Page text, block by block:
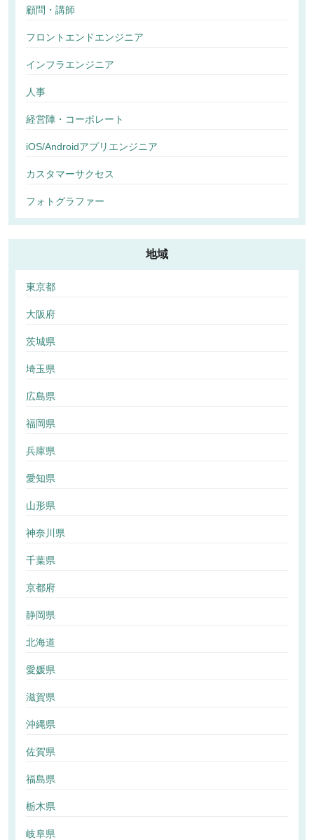
顧問・講師
フロントエンドエンジニア
インフラエンジニア
人事
経営陣・コーポレート
iOS/Androidアプリエンジニア
カスタマーサクセス
フォトグラファー
地域
東京都
大阪府
茨城県
埼玉県
広島県
福岡県
兵庫県
愛知県
山形県
神奈川県
千葉県
京都府
静岡県
北海道
愛媛県
滋賀県
沖縄県
佐賀県
福島県
栃木県
岐阜県